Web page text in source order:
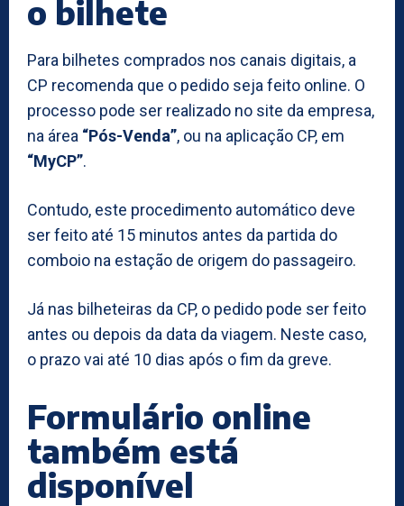
o bilhete
Para bilhetes comprados nos canais digitais, a
CP recomenda que o pedido seja feito online. O
processo pode ser realizado no site da empresa,
na área “Pós-Venda”, ou na aplicação CP, em
“MyCP”.
Contudo, este procedimento automático deve
ser feito até 15 minutos antes da partida do
comboio na estação de origem do passageiro.
Já nas bilheteiras da CP, o pedido pode ser feito
antes ou depois da data da viagem. Neste caso,
o prazo vai até 10 dias após o fim da greve.
Formulário online
também está
disponível